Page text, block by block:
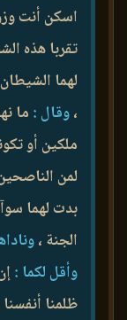
اسكن أنت
تقربا هذه
لهما
،وقال : ما
ملكين أو
لمن
بدت لهما
الجنة ،
وأقل لكما :
ظلمنا